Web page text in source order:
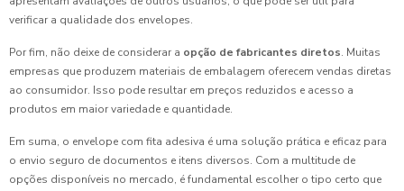
verificar a qualidade dos envelopes.
Por fim, não deixe de considerar a opção de fabricantes diretos. Muitas
empresas que produzem materiais de embalagem oferecem vendas diretas
ao consumidor. Isso pode resultar em preços reduzidos e acesso a
produtos em maior variedade e quantidade.
Em suma, o envelope com fita adesiva é uma solução prática e eficaz para
o envio seguro de documentos e itens diversos. Com a multitude de
opções disponíveis no mercado, é fundamental escolher o tipo certo que